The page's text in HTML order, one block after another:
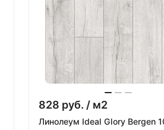
828 руб. / м2
Линолеум Ideal Glory Bergen